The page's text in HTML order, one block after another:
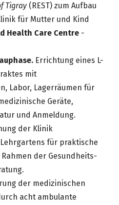
Tigray (REST) zum Aufbau
für Mutter und Kind
Health Care Centre -
Errichtung eines L-
mit
Labor, Lagerräumen für
Geräte,
und Anmeldung.
der Klinik
für praktische
der Gesundheits-
der medizinischen
acht ambulante